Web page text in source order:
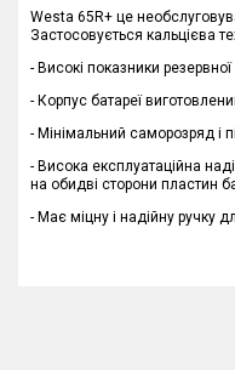
Westa 65R+ це
Застосовується кальцієва
- Високі показники резервної
- Корпус батареї
- Мінімальний саморозряд і
- Висока експлуатаційна
на обидві сторони пластин
- Має міцну і надійну ручку